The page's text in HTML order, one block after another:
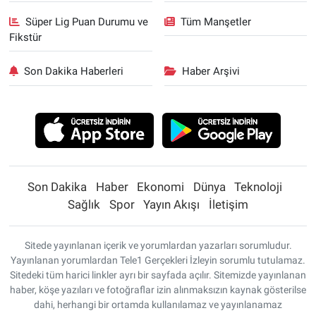
Süper Lig Puan Durumu ve
Fikstür
Tüm Manşetler
Son Dakika Haberleri Haber Arşivi
Son Dakika Haber Ekonomi Dünya
Teknoloji
Sağlık
Spor Yayın Akışı İletişim
Sitede yayınlanan içerik ve yorumlardan yazarları sorumludur.
Yayınlanan yorumlardan Tele1 Gerçekleri İzleyin sorumlu tutulamaz.
Sitedeki tüm harici linkler ayrı bir sayfada açılır. Sitemizde yayınlanan
haber, köşe yazıları ve fotoğraflar izin alınmaksızın kaynak gösterilse
dahi, herhangi bir ortamda kullanılamaz ve yayınlanamaz